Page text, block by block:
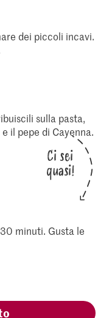
dei piccoli incavi.
sulla pasta,
il pepe di Cayenna.
Ci sei
quasi!
minuti. Gusta le